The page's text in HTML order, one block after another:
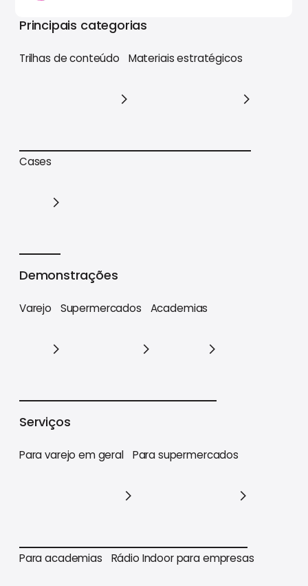
Principais categorias
Trilhas de conteúdo
Trilhas de conteúdo
Materiais estratégicos
Cases
Demonstrações
Varejo Supermercados Academias
Serviços
Para varejo em geral
Para varejo em geral
Para supermercados
Para supermercados
Para academias Rádio Indoor para empresas